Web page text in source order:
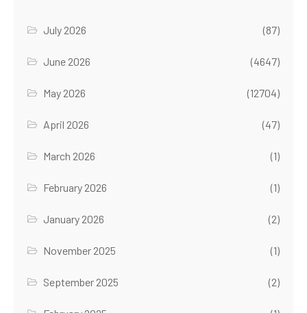
July 2026 (87)
June 2026 (4647)
May 2026 (12704)
April 2026 (47)
March 2026 (1)
February 2026 (1)
January 2026 (2)
November 2025 (1)
September 2025 (2)